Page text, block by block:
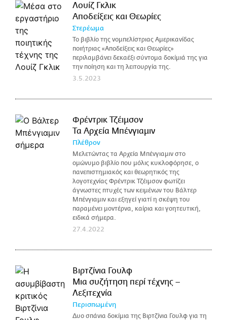
Λουίζ Γκλικ
Αποδείξεις και Θεωρίες
Στερέωμα
Το βιβλίο της νομπελίστριας Αμερικανίδας
ποιήτριας «Αποδείξεις και Θεωρίες»
περιλαμβάνει δεκαέξι σύντομα δοκίμιά της για
την ποίηση και τη λειτουργία της.
3.5.2023
Φρέντρικ Τζέιμσον
Τα Αρχεία Μπένγιαμιν
Πλέθρον
Μελετώντας τα Αρχεία Μπένγιαμιν στο
ομώνυμο βιβλίο που μόλις κυκλοφόρησε, ο
πανεπιστημιακός και θεωρητικός της
λογοτεχνίας Φρέντρικ Τζέιμσον φωτίζει
άγνωστες πτυχές των κειμένων του Βάλτερ
Μπένγιαμιν και εξηγεί γιατί η σκέψη του
παραμένει μοντέρνα, καίρια και γοητευτική,
ειδικά σήμερα.
27.4.2022
Βιρτζίνια Γουλφ
Μια συζήτηση περί τέχνης –
Λεξιτεχνία
Περισπωμένη
Δυο σπάνια δοκίμια της Βιρτζίνια Γουλφ για τη